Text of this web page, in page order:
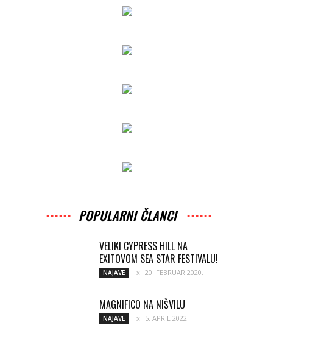
POPULARNI ČLANCI
VELIKI CYPRESS HILL NA
EXITOVOM SEA STAR FESTIVALU!
NAJAVE 20. FEBRUAR 2020.
MAGNIFICO NA NIŠVILU
NAJAVE 5. APRIL 2022.